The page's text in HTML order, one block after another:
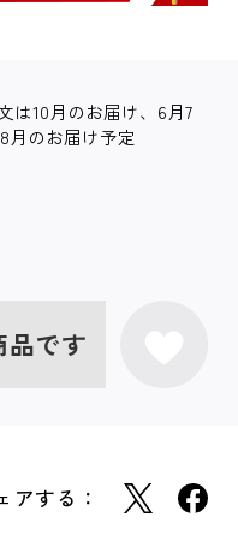
は10月のお届け、6月7
月のお届け予定
です
アする：